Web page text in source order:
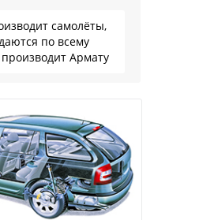
самолёты,
по всему
Армату